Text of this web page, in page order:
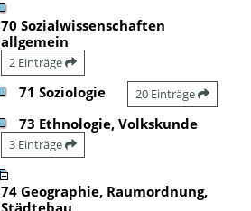
70 Sozialwissenschaften
allgemein
2 Einträge
71 Soziologie 20 Einträge
73 Ethnologie, Volkskunde
3 Einträge
74 Geographie, Raumordnung,
Städtebau